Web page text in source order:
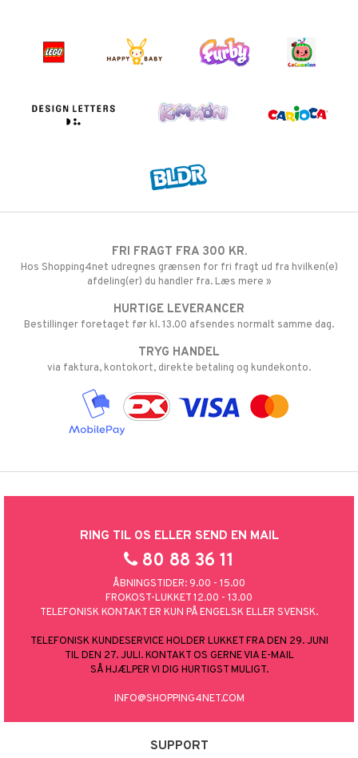
FRI FRAGT FRA 300 KR.
Hos Shopping4net udregnes grænsen for fri fragt ud fra hvilken(e)
afdeling(er) du handler fra. Læs mere »
HURTIGE LEVERANCER
Bestillinger foretaget før kl. 13.00 afsendes normalt samme dag.
TRYG HANDEL
via faktura, kontokort, direkte betaling og kundekonto.
RING TIL OS ELLER SEND EN MAIL
80 88 36 11
ÅBNINGSTIDER: 9.00 - 15.00
FROKOST-LUKKET 12.00 - 13.00
TELEFONISK KONTAKT ER KUN PÅ ENGELSK ELLER SVENSK.
TELEFONISK KUNDESERVICE HOLDER LUKKET FRA DEN 29. JUNI
TIL DEN 27. JULI. KONTAKT OS GERNE VIA E-MAIL
SÅ HJÆLPER VI DIG HURTIGST MULIGT.
INFO@SHOPPING4NET.COM
SUPPORT